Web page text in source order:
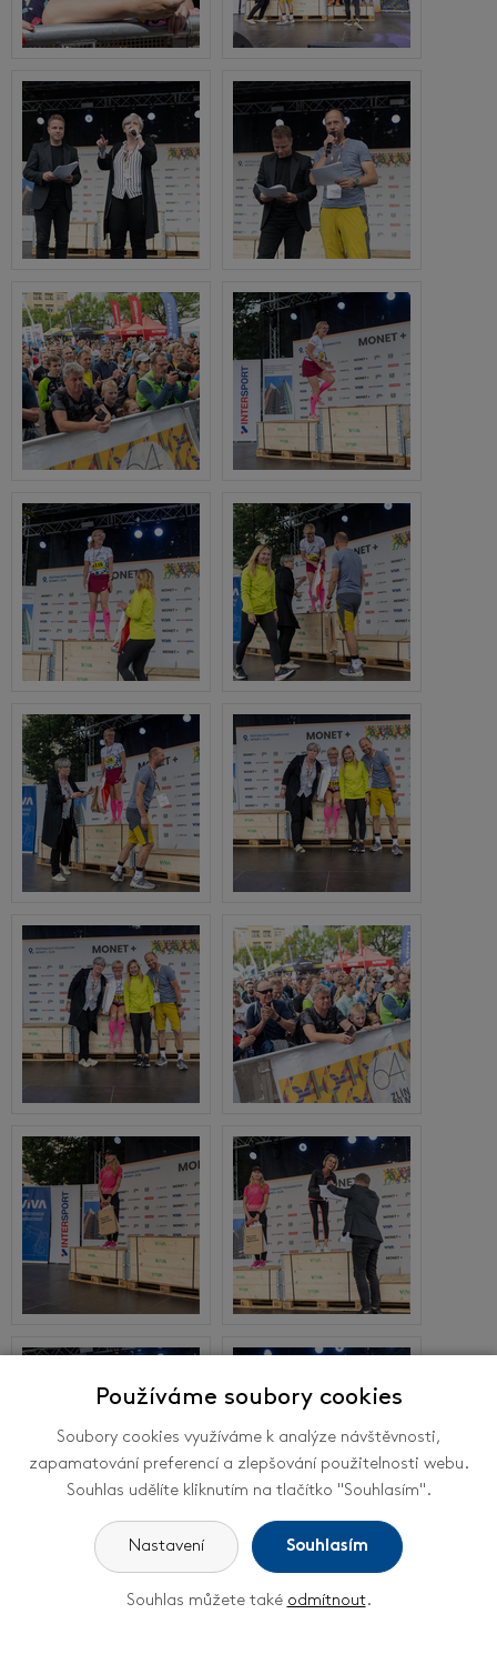
3 Následující >>
Používáme soubory cookies
Soubory cookies využíváme k analýze návštěvnosti,
zapamatování preferencí a zlepšování použitelnosti webu.
Souhlas udělíte kliknutím na tlačítko "Souhlasím".
Nastavení Souhlasím
Souhlas můžete také odmítnout.